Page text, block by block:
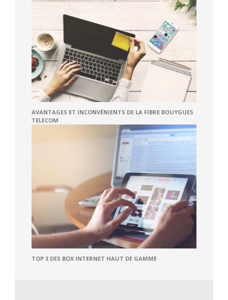
AVANTAGES ET INCONVÉNIENTS DE LA FIBRE BOUYGUES
TELECOM
TOP 3 DES BOX INTERNET HAUT DE GAMME